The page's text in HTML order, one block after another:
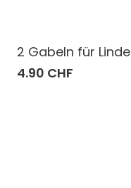
2 Gabeln für
4.90 CHF